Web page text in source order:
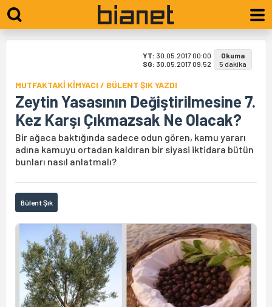
YT: 30.05.2017 00:00
SG: 30.05.2017 09:52
Okuma
5 dakika
MUTFAKTAKİ KİMYACI / BÜLENT ŞIK YAZDI
Zeytin Yasasının Değiştirilmesine 7.
Kez Karşı Çıkmazsak Ne Olacak?
Bir ağaca baktığında sadece odun gören, kamu yararı
adına kamuyu ortadan kaldıran bir siyasi iktidara bütün
bunları nasıl anlatmalı?
Bülent Şık